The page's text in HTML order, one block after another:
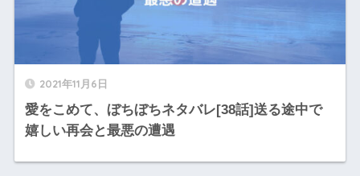
2021年11月6日
愛をこめて、ぼちぼちネタバレ[38話]送る途中で
嬉しい再会と最悪の遭遇